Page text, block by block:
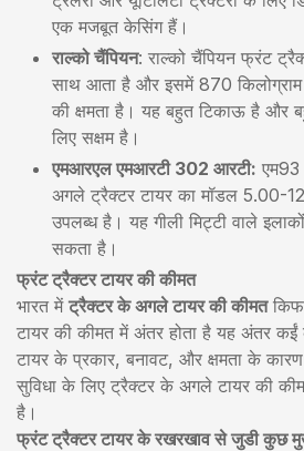
एक मजबूत केसिंग हैं।
राल्को चैंपियन: राल्को चैंपियन फ्रंट
साथ आता है और इसमें 870
की क्षमता है। यह बहुत टिकाऊ है और
लिए सक्षम है।
एमआरएल एमआरटी 302 आरटी:
अगले ट्रैक्टर टायर का मॉडल 5.00-
उपलब्ध है। यह गीली मिट्टी वाले
सकता है।
फ्रंट ट्रैक्टर टायर की कीमत
भारत में ट्रैक्टर के अगले टायर की कीमत
टायर की कीमत में अंतर होता है यह अंतर
टायर के प्रकार, बनावट, और क्षमता के
सुविधा के लिए ट्रैक्टर के अगले टायर की
है।
फ्रंट ट्रैक्टर टायर के रखरखाव से जुडी कुछ